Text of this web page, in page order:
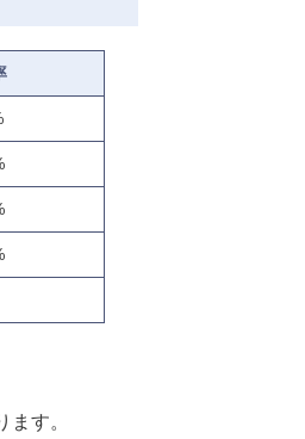
す。